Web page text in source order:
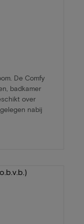
De Comfy
badkamer
over
nabij